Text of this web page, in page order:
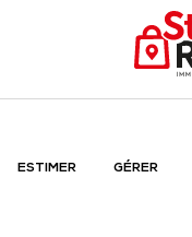
ESTIMER GÉRER